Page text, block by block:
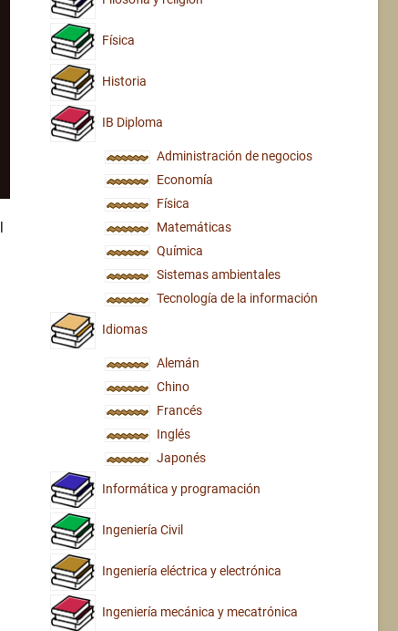
Física
Historia
IB Diploma
Administración de negocios
Economía
Física
Matemáticas
Química
Sistemas ambientales
Tecnología de la información
Idiomas
Alemán
Chino
Francés
Inglés
Japonés
Informática y programación
Ingeniería Civil
Ingeniería eléctrica y electrónica
Ingeniería mecánica y mecatrónica